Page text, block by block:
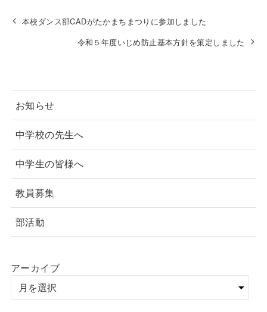
本校ダンス部CADがたかまちまつりに参加しました
令和５年度いじめ防止基本方針を策定しました
お知らせ
中学校の先生へ
中学生の皆様へ
教員募集
部活動
アーカイブ